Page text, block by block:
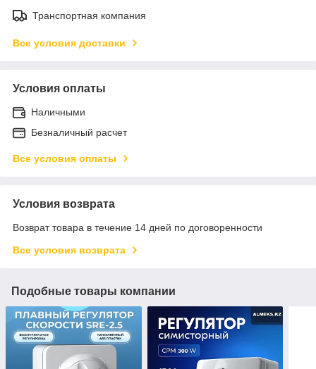
Транспортная компания
Все условия доставки
Условия оплаты
Наличными
Безналичный расчет
Все условия оплаты
Условия возврата
Возврат товара в течение 14 дней по договоренности
Все условия возврата
Подобные товары компании